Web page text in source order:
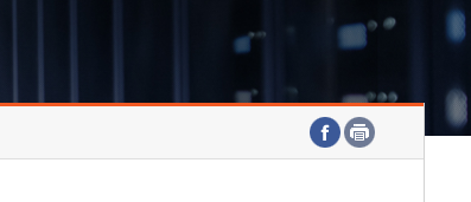
권연구본부
본부
주요업무연락처